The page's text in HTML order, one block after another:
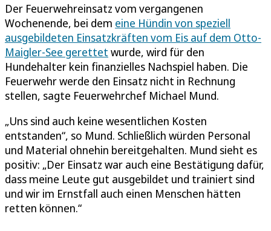
Der Feuerwehreinsatz vom vergangenen
Wochenende, bei dem eine Hündin von speziell
ausgebildeten Einsatzkräften vom Eis auf dem Otto-
Maigler-See gerettet wurde, wird für den
Hundehalter kein finanzielles Nachspiel haben. Die
Feuerwehr werde den Einsatz nicht in Rechnung
stellen, sagte Feuerwehrchef Michael Mund.
„Uns sind auch keine wesentlichen Kosten
entstanden“, so Mund. Schließlich würden Personal
und Material ohnehin bereitgehalten. Mund sieht es
positiv: „Der Einsatz war auch eine Bestätigung dafür,
dass meine Leute gut ausgebildet und trainiert sind
und wir im Ernstfall auch einen Menschen hätten
retten können.“